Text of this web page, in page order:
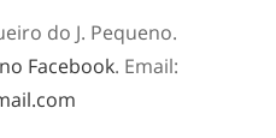
do J. Pequeno.
Facebook. Email: